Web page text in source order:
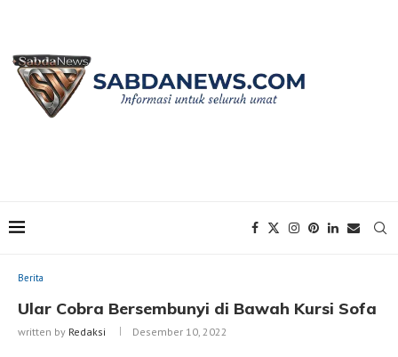
Berita
Ular Cobra Bersembunyi di Bawah Kursi Sofa
written by Redaksi Desember 10, 2022